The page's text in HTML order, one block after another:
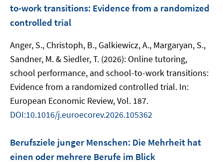
to-work transitions: Evidence from a randomized
controlled trial
Anger, S., Christoph, B., Galkiewicz, A., Margaryan, S.,
Sandner, M. & Siedler, T. (2026): Online tutoring,
school performance, and school-to-work transitions:
Evidence from a randomized controlled trial. In:
European Economic Review, Vol. 187.
DOI:10.1016/j.euroecorev.2026.105362
Berufsziele junger Menschen: Die Mehrheit hat
einen oder mehrere Berufe im Blick